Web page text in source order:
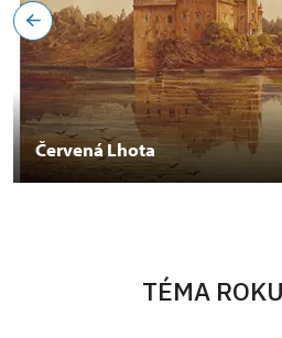
Červená Lhota
TÉMA